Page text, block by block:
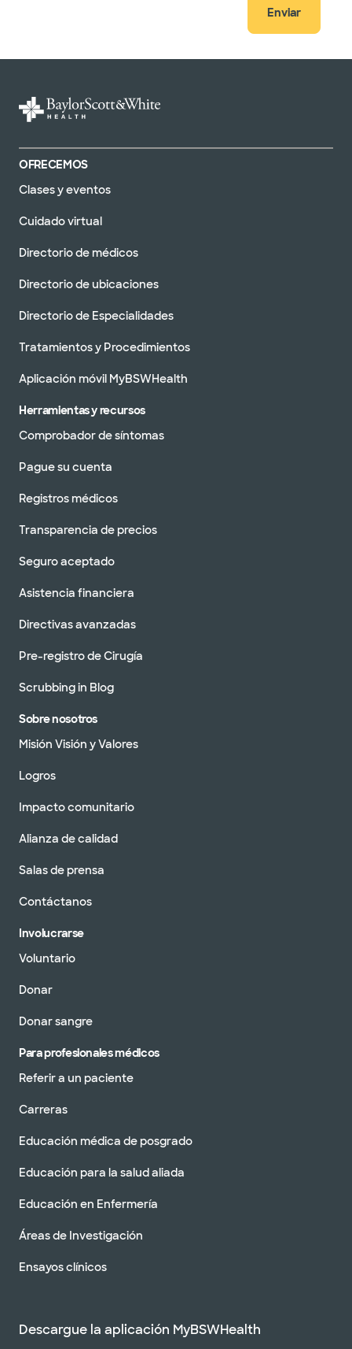
Enviar
OFRECEMOS
Clases y eventos
Cuidado virtual
Directorio de médicos
Directorio de ubicaciones
Directorio de Especialidades
Tratamientos y Procedimientos
Aplicación móvil MyBSWHealth
Herramientas y recursos
Comprobador de síntomas
Pague su cuenta
Registros médicos
Transparencia de precios
Seguro aceptado
Asistencia financiera
Directivas avanzadas
Pre-registro de Cirugía
Scrubbing in Blog
Sobre nosotros
Misión Visión y Valores
Logros
Impacto comunitario
Alianza de calidad
Salas de prensa
Contáctanos
Involucrarse
Voluntario
Donar
Donar sangre
Para profesionales médicos
Referir a un paciente
Carreras
Educación médica de posgrado
Educación para la salud aliada
Educación en Enfermería
Áreas de Investigación
Ensayos clínicos
Descargue la aplicación MyBSWHealth